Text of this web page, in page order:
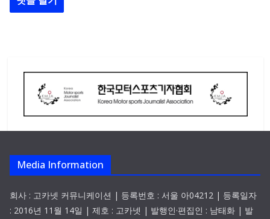
Media Information
회사 : 고카넷 커뮤니케이션 | 등록번호 : 서울 아04212 | 등록일자
: 2016년 11월 14일 | 제호 : 고카넷 | 발행인·편집인 : 남태화 | 발